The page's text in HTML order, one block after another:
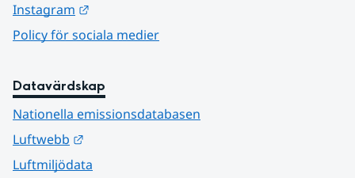
Instagram
Policy för sociala medier
Datavärdskap
Nationella emissionsdatabasen
Luftwebb
Luftmiljödata